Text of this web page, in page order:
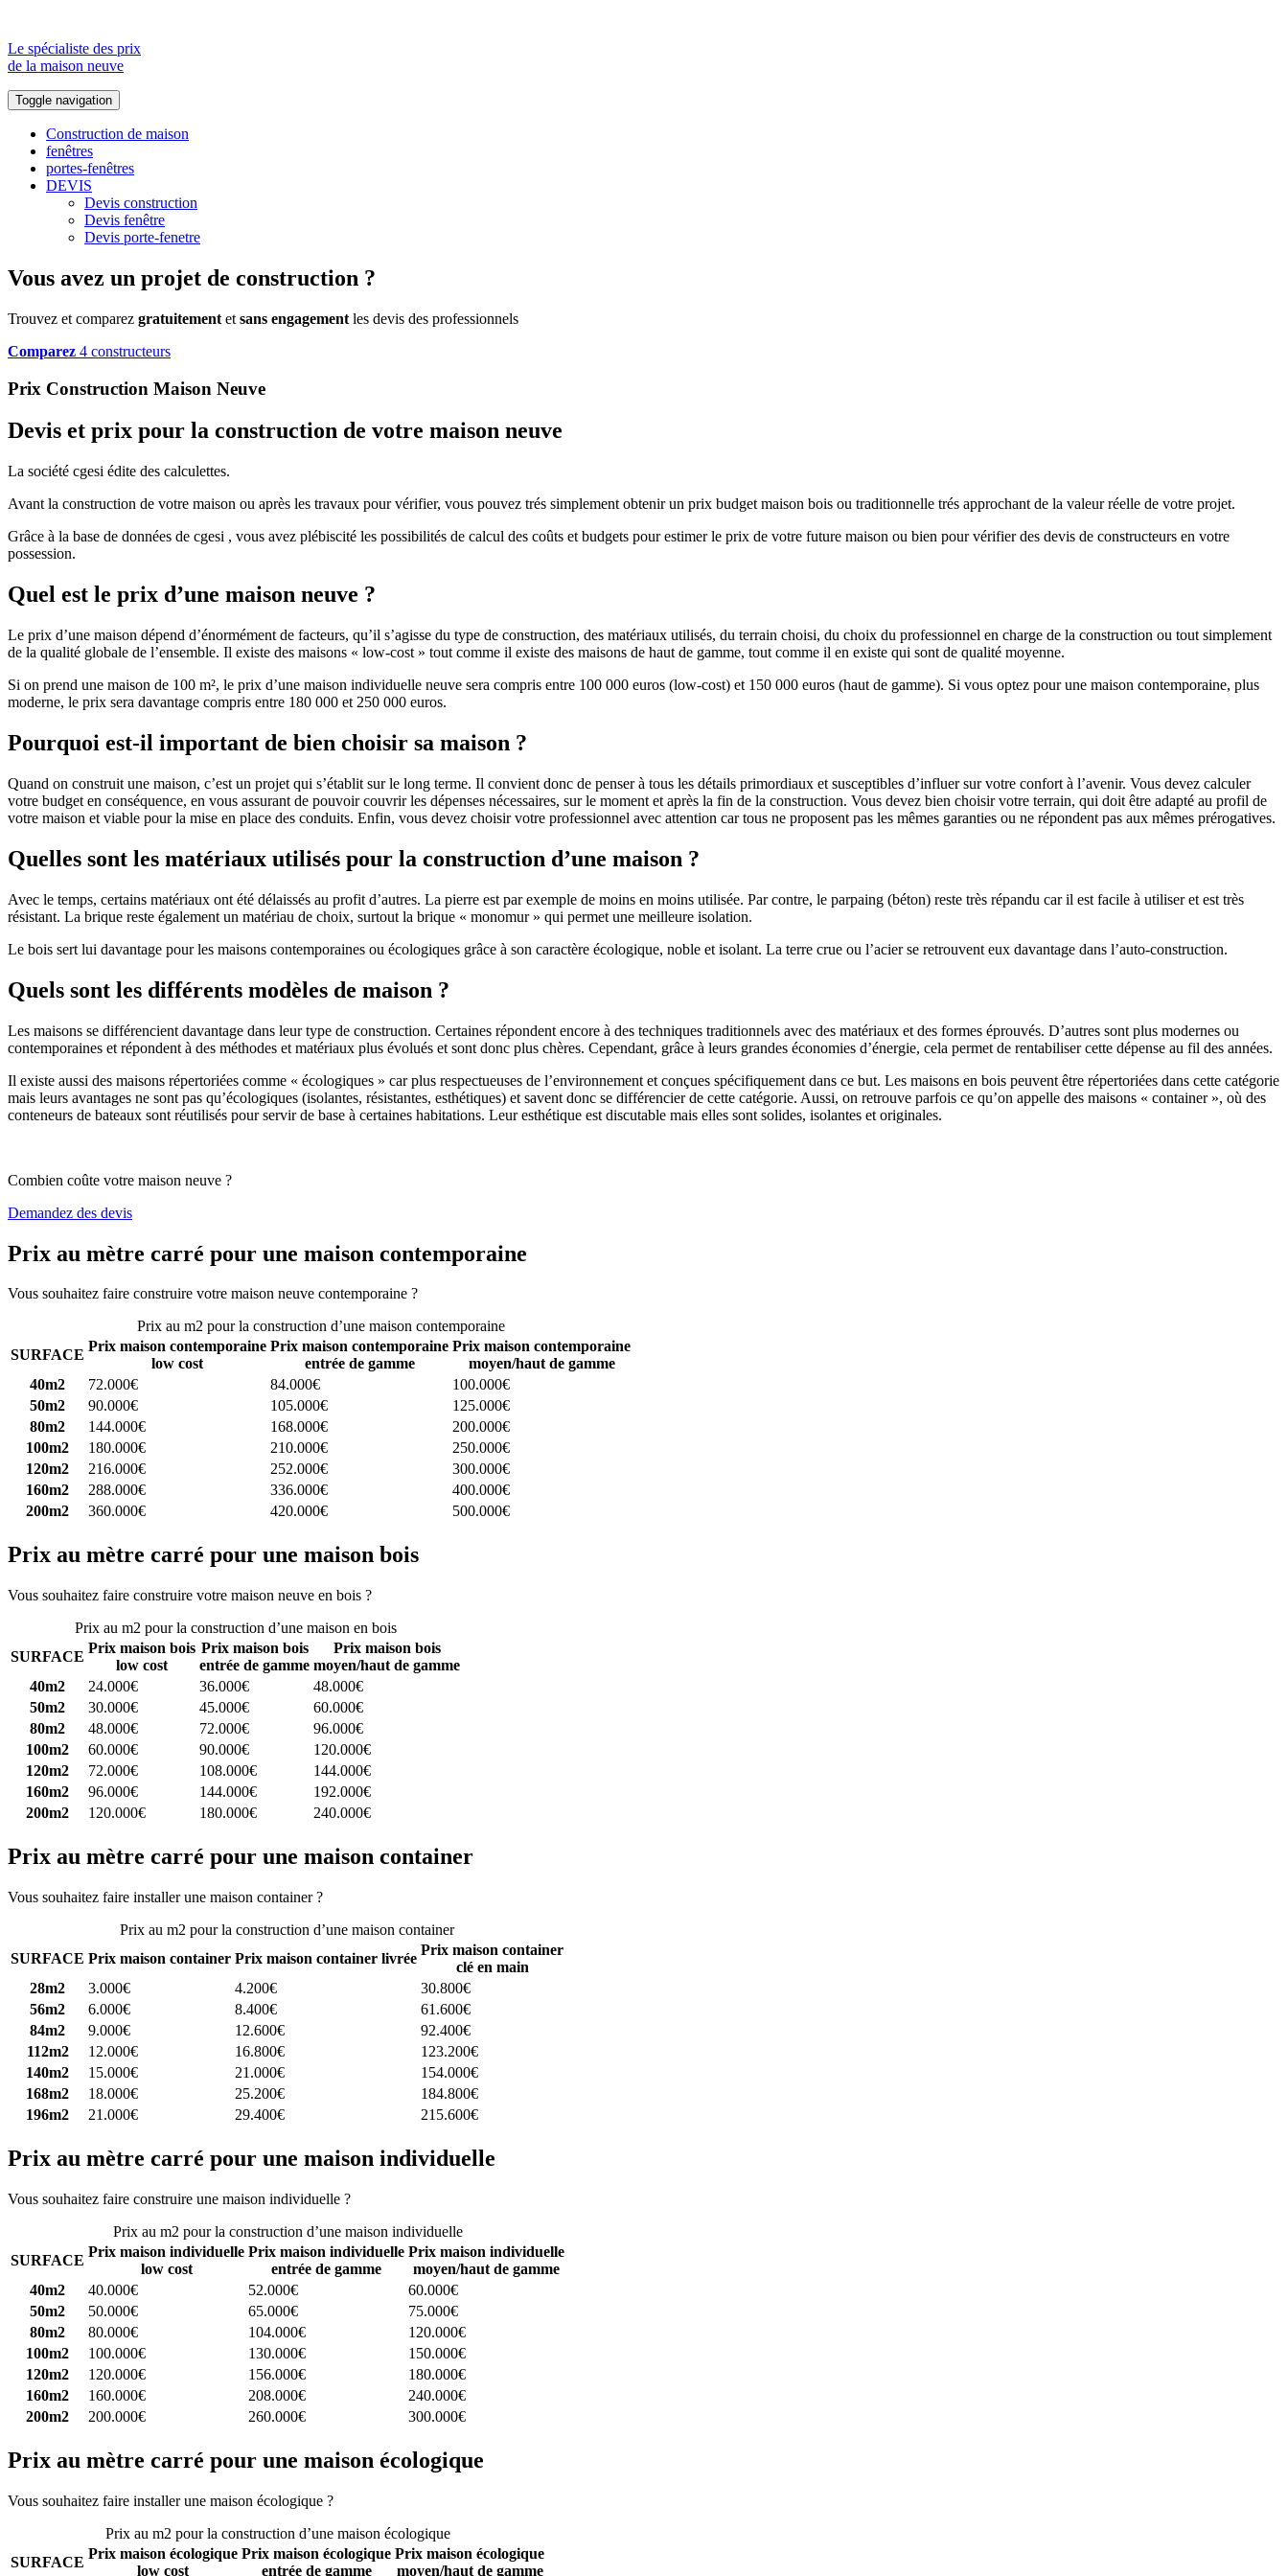
Le spécialiste des prix
de la maison neuve
Toggle navigation
Construction de maison
fenêtres
portes-fenêtres
DEVIS
Devis construction
Devis fenêtre
Devis porte-fenetre
Vous avez un projet de construction ?
Trouvez et comparez gratuitement et sans engagement les devis des professionnels
Comparez 4 constructeurs
Prix Construction Maison Neuve
Devis et prix pour la construction de votre maison neuve
La société cgesi édite des calculettes.
Avant la construction de votre maison ou après les travaux pour vérifier, vous pouvez trés simplement obtenir un prix budget maison bois ou traditionnelle trés approchant de la valeur réelle de votre projet.
Grâce à la base de données de cgesi , vous avez plébiscité les possibilités de calcul des coûts et budgets pour estimer le prix de votre future maison ou bien pour vérifier des devis de constructeurs en votre
possession.
Quel est le prix d’une maison neuve ?
Le prix d’une maison dépend d’énormément de facteurs, qu’il s’agisse du type de construction, des matériaux utilisés, du terrain choisi, du choix du professionnel en charge de la construction ou tout simplement
de la qualité globale de l’ensemble. Il existe des maisons « low-cost » tout comme il existe des maisons de haut de gamme, tout comme il en existe qui sont de qualité moyenne.
Si on prend une maison de 100 m², le prix d’une maison individuelle neuve sera compris entre 100 000 euros (low-cost) et 150 000 euros (haut de gamme). Si vous optez pour une maison contemporaine, plus
moderne, le prix sera davantage compris entre 180 000 et 250 000 euros.
Pourquoi est-il important de bien choisir sa maison ?
Quand on construit une maison, c’est un projet qui s’établit sur le long terme. Il convient donc de penser à tous les détails primordiaux et susceptibles d’influer sur votre confort à l’avenir. Vous devez calculer
votre budget en conséquence, en vous assurant de pouvoir couvrir les dépenses nécessaires, sur le moment et après la fin de la construction. Vous devez bien choisir votre terrain, qui doit être adapté au profil de
votre maison et viable pour la mise en place des conduits. Enfin, vous devez choisir votre professionnel avec attention car tous ne proposent pas les mêmes garanties ou ne répondent pas aux mêmes prérogatives.
Quelles sont les matériaux utilisés pour la construction d’une maison ?
Avec le temps, certains matériaux ont été délaissés au profit d’autres. La pierre est par exemple de moins en moins utilisée. Par contre, le parpaing (béton) reste très répandu car il est facile à utiliser et est très
résistant. La brique reste également un matériau de choix, surtout la brique « monomur » qui permet une meilleure isolation.
Le bois sert lui davantage pour les maisons contemporaines ou écologiques grâce à son caractère écologique, noble et isolant. La terre crue ou l’acier se retrouvent eux davantage dans l’auto-construction.
Quels sont les différents modèles de maison ?
Les maisons se différencient davantage dans leur type de construction. Certaines répondent encore à des techniques traditionnels avec des matériaux et des formes éprouvés. D’autres sont plus modernes ou
contemporaines et répondent à des méthodes et matériaux plus évolués et sont donc plus chères. Cependant, grâce à leurs grandes économies d’énergie, cela permet de rentabiliser cette dépense au fil des années.
Il existe aussi des maisons répertoriées comme « écologiques » car plus respectueuses de l’environnement et conçues spécifiquement dans ce but. Les maisons en bois peuvent être répertoriées dans cette catégorie
mais leurs avantages ne sont pas qu’écologiques (isolantes, résistantes, esthétiques) et savent donc se différencier de cette catégorie. Aussi, on retrouve parfois ce qu’on appelle des maisons « container », où des
conteneurs de bateaux sont réutilisés pour servir de base à certaines habitations. Leur esthétique est discutable mais elles sont solides, isolantes et originales.
Combien coûte votre maison neuve ?
Demandez des devis
Prix au mètre carré pour une maison contemporaine
Vous souhaitez faire construire votre maison neuve contemporaine ?
Prix au m2 pour la construction d’une maison contemporaine
SURFACE
Prix maison contemporaine
low cost
Prix maison contemporaine
entrée de gamme
Prix maison contemporaine
moyen/haut de gamme
40m2
72.000€ 84.000€
100.000€
50m2
90.000€ 105.000€
125.000€
80m2
144.000€ 168.000€
200.000€
100m2
180.000€ 210.000€
250.000€
120m2
216.000€ 252.000€
300.000€
160m2
288.000€ 336.000€
400.000€
200m2
360.000€ 420.000€ 500.000€
Prix au mètre carré pour une maison bois
Vous souhaitez faire construire votre maison neuve en bois ?
Prix au m2 pour la construction d’une maison en bois
SURFACE
Prix maison bois
low cost
Prix maison bois
entrée de gamme
Prix maison bois
moyen/haut de gamme
40m2
24.000€ 36.000€
48.000€
50m2
30.000€ 45.000€
60.000€
80m2
48.000€ 72.000€
96.000€
100m2
60.000€ 90.000€
120.000€
120m2
72.000€ 108.000€
144.000€
160m2
96.000€ 144.000€
192.000€
200m2
120.000€ 180.000€ 240.000€
Prix au mètre carré pour une maison container
Vous souhaitez faire installer une maison container ?
Prix au m2 pour la construction d’une maison container
SURFACE Prix maison container Prix maison container livrée
Prix maison container
clé en main
28m2
3.000€ 4.200€
30.800€
56m2
6.000€ 8.400€
61.600€
84m2
9.000€ 12.600€
92.400€
112m2
12.000€ 16.800€
123.200€
140m2
15.000€ 21.000€
154.000€
168m2
18.000€ 25.200€
184.800€
196m2
21.000€ 29.400€ 215.600€
Prix au mètre carré pour une maison individuelle
Vous souhaitez faire construire une maison individuelle ?
Prix au m2 pour la construction d’une maison individuelle
SURFACE
Prix maison individuelle
low cost
Prix maison individuelle
entrée de gamme
Prix maison individuelle
moyen/haut de gamme
40m2
40.000€ 52.000€
60.000€
50m2
50.000€ 65.000€
75.000€
80m2
80.000€ 104.000€
120.000€
100m2
100.000€ 130.000€
150.000€
120m2
120.000€ 156.000€
180.000€
160m2
160.000€ 208.000€
240.000€
200m2
200.000€ 260.000€ 300.000€
Prix au mètre carré pour une maison écologique
Vous souhaitez faire installer une maison écologique ?
Prix au m2 pour la construction d’une maison écologique
SURFACE
Prix maison écologique
low cost
Prix maison écologique
entrée de gamme
Prix maison écologique
moyen/haut de gamme